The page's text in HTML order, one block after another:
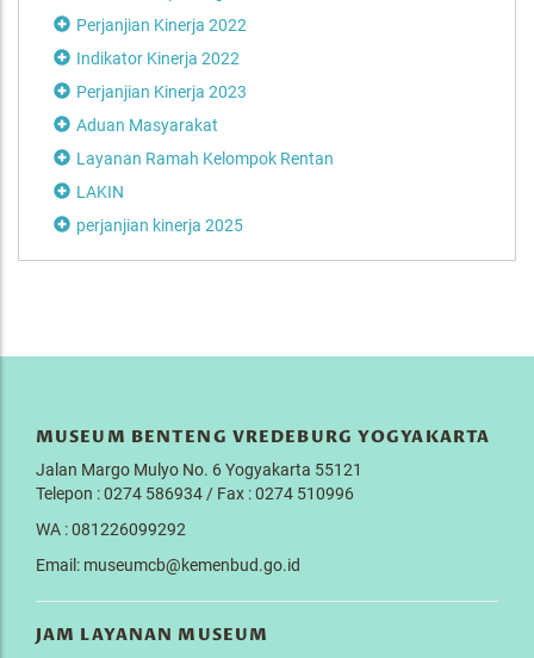
Perjanjian Kinerja 2022
Indikator Kinerja 2022
Perjanjian Kinerja 2023
Aduan Masyarakat
Layanan Ramah Kelompok Rentan
LAKIN
perjanjian kinerja 2025
MUSEUM BENTENG VREDEBURG YOGYAKARTA
Jalan Margo Mulyo No. 6 Yogyakarta 55121
Telepon : 0274 586934 / Fax : 0274 510996
WA : 081226099292
Email: museumcb@kemenbud.go.id
JAM LAYANAN MUSEUM